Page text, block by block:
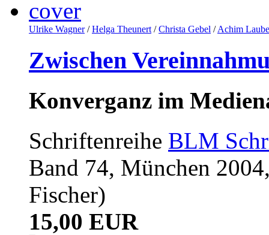
Ulrike Wagner/Helga Theunert /Christa Gebel /Achim
Zwischen
Konverganz im
Schriftenreihe BLM
Band 74, München
Fischer)
15,00 EUR